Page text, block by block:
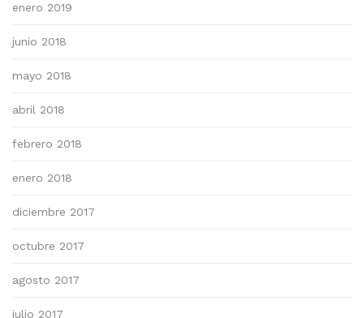
enero 2019
junio 2018
mayo 2018
abril 2018
febrero 2018
enero 2018
diciembre 2017
octubre 2017
agosto 2017
julio 2017